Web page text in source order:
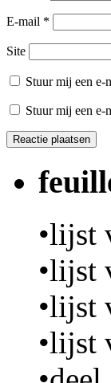
E-mail *
Site
Stuur mij een e-
Stuur mij een e-
•lijst
•lijst
•lijst
•lijst